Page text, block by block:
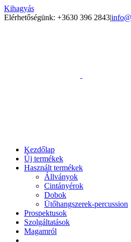
Kihagyás
Elérhetőségünk: +3630 396 2843|
Kezdőlap
Új termékek
Használt termékek
Állványok
Cintányérok
Dobok
Ütőhangszerek-percussion
Prospektusok
Szolgáltatások
Magamról